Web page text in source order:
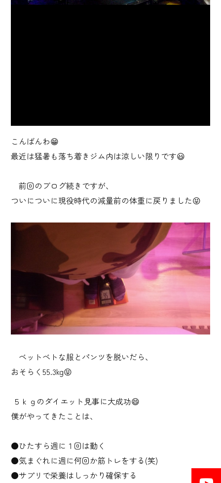
こんばんわ😁
最近は猛暑も落ち着きジム内は涼しい限りです😃
前回のブログ続きですが、
ついについに現役時代の減量前の体重に戻りました😝
ベットベトな服とパンツを脱いだら、
おそらく55.3kg😝
５ｋｇのダイエット見事に大成功😄
僕がやってきたことは、
●ひたすら週に１回は動く
●気まぐれに週に何回か筋トレをする(笑)
●サプリで栄養はしっかり確保する